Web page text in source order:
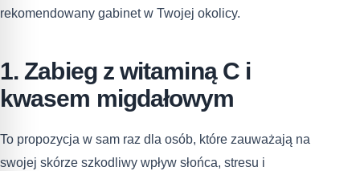
rekomendowany gabinet w Twojej okolicy.
1. Zabieg z witaminą C i
kwasem migdałowym
To propozycja w sam raz dla osób, które zauważają na
swojej skórze szkodliwy wpływ słońca, stresu i